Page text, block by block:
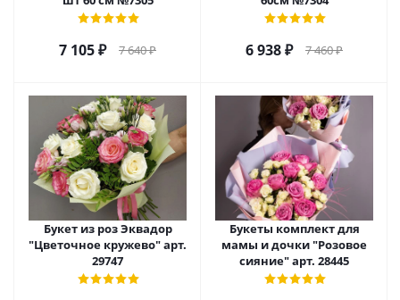
7 105₽ 7 640₽ 6 938₽ 7 460₽
Букет из роз Эквадор
"Цветочное кружево" арт.
29747
Букеты комплект для
мамы и дочки "Розовое
сияние" арт. 28445